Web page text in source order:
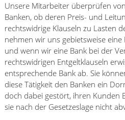
Unsere Mitarbeiter überprüfen
Banken, ob deren Preis- und
rechtswidrige Klauseln zu Lasten
nehmen wir uns gebietsweise
und wenn wir eine Bank bei der
rechtswidrigen Entgeltklauseln
entsprechende Bank ab. Sie
diese Tätigkeit den Banken ein
doch dabei gestört, ihren Kunden
sie nach der Gesetzeslage nicht